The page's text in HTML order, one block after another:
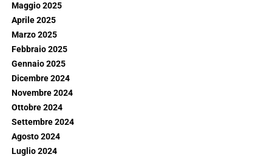
Maggio 2025
Aprile 2025
Marzo 2025
Febbraio 2025
Gennaio 2025
Dicembre 2024
Novembre 2024
Ottobre 2024
Settembre 2024
Agosto 2024
Luglio 2024